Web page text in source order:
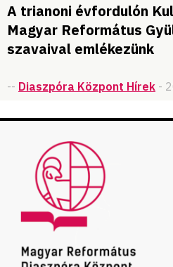
A trianoni évfordulón
Magyar Református
szavaival emlékezünk
-- Diaszpóra Központ Hírek -